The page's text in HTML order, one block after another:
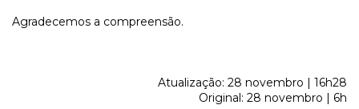
Agradecemos a compreensão.
Atualização: 28 novembro | 16h28
Original: 28 novembro | 6h